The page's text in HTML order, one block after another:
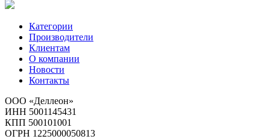
Категории
Производители
Клиентам
О компании
Новости
Контакты
ООО «Деллеон»
ИНН 5001145431
КПП 500101001
ОГРН 1225000050813